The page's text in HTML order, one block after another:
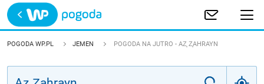
Trwa ładowanie
POLSKA
POGODA WP.PL JEMEN POGODA NA JUTRO - AZ̧ Z̧AHRAYN